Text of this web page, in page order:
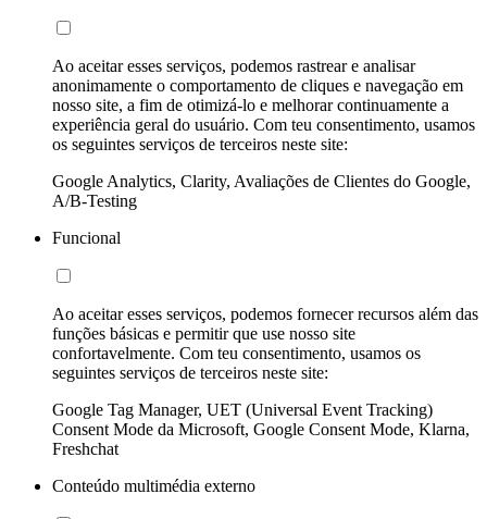
Ao aceitar esses serviços, podemos rastrear e analisar
anonimamente o comportamento de cliques e navegação em
nosso site, a fim de otimizá-lo e melhorar continuamente a
experiência geral do usuário. Com teu consentimento, usamos
os seguintes serviços de terceiros neste site:
Google Analytics, Clarity, Avaliações de Clientes do Google,
A/B-Testing
Funcional
Ao aceitar esses serviços, podemos fornecer recursos além das
funções básicas e permitir que use nosso site
confortavelmente. Com teu consentimento, usamos os
seguintes serviços de terceiros neste site:
Google Tag Manager, UET (Universal Event Tracking)
Consent Mode da Microsoft, Google Consent Mode, Klarna,
Freshchat
Conteúdo multimédia externo